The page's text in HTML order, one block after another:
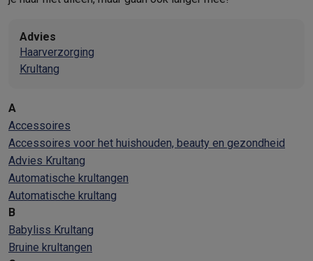
Advies
Haarverzorging
Krultang
A
Accessoires
Accessoires voor het huishouden, beauty en gezondheid
Advies Krultang
Automatische krultangen
Automatische krultang
B
Babyliss Krultang
Bruine krultangen